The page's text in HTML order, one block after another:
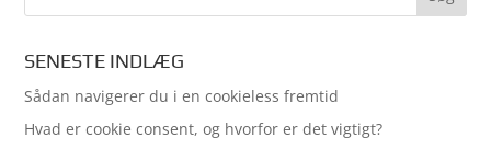
SENESTE INDLÆG
Sådan navigerer du i en cookieless fremtid
Hvad er cookie consent, og hvorfor er det vigtigt?